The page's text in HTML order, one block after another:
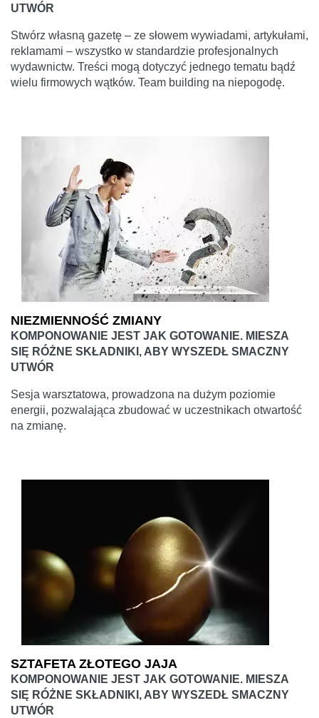
UTWÓR
Stwórz własną gazetę – ze słowem wywiadami, artykułami,
reklamami – wszystko w standardzie profesjonalnych
wydawnictw. Treści mogą dotyczyć jednego tematu bądź
wielu firmowych wątków. Team building na niepogodę.
NIEZMIENNOŚĆ ZMIANY
KOMPONOWANIE JEST JAK GOTOWANIE. MIESZA
SIĘ RÓŻNE SKŁADNIKI, ABY WYSZEDŁ SMACZNY
UTWÓR
Sesja warsztatowa, prowadzona na dużym poziomie
energii, pozwalająca zbudować w uczestnikach otwartość
na zmianę.
SZTAFETA ZŁOTEGO JAJA
KOMPONOWANIE JEST JAK GOTOWANIE. MIESZA
SIĘ RÓŻNE SKŁADNIKI, ABY WYSZEDŁ SMACZNY
UTWÓR